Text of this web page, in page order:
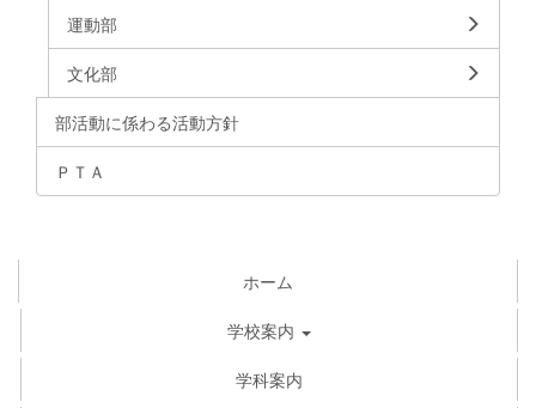
運動部
文化部
部活動に係わる活動方針
ＰＴＡ
ホーム
学校案内
学科案内